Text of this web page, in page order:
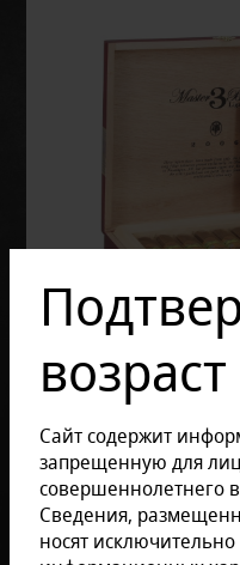
возраст
Сайт содержит
запрещенную для
совершеннолетнего
Сведения,
носят исключительно